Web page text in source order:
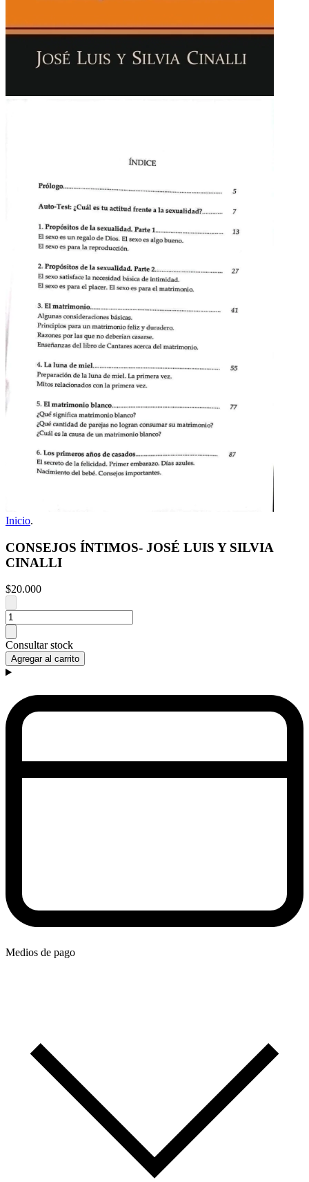
Inicio.
CONSEJOS ÍNTIMOS- JOSÉ LUIS Y SILVIA
CINALLI
$20.000
Consultar stock
Agregar al carrito
Medios de pago